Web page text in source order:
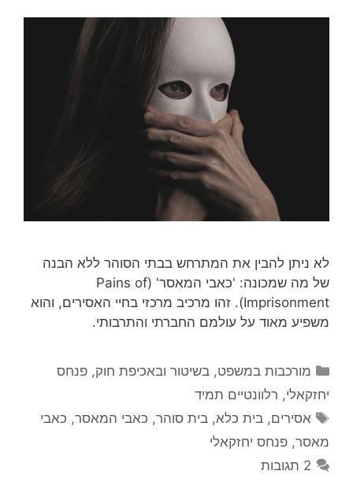
לא ניתן להבין את המתרחש בבתי הסוהר ללא הבנה
של מה שמכונה: 'כאבי המאסר' (Pains of
Imprisonment). זהו מרכיב מרכזי בחיי האסירים, והוא
משפיע מאוד על עולמם החברתי והתרבותי.
קטגוריות
מורכבות במשפט, בשיטור ובאכיפת חוק,פנחס
יחזקאלי, רלוונטיים תמיד
תגיות
אסירים,בית כלא,בית סוהר, כאבי המאסר, כאבי
מאסר, פנחס יחזקאלי
2 תגובות